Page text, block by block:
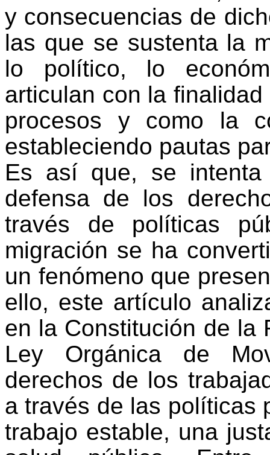
y consecuencias de
las que se sustenta la
lo político, lo
articulan con la
procesos y como la
estableciendo pautas
Es así que, se intenta
defensa de los
través de políticas
migración se ha
un fenómeno que
ello, este artículo
en la Constitución de la
Ley Orgánica de
derechos de los
a través de las políticas
trabajo estable, una